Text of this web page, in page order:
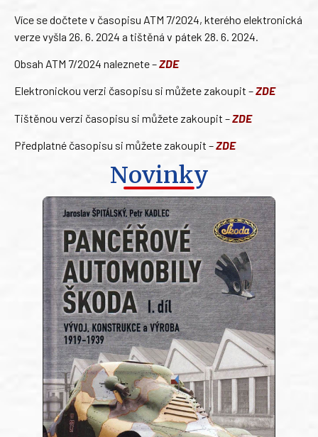
Více se dočtete v časopisu ATM 7/2024, kterého elektronická
verze vyšla 26. 6. 2024 a tištěná v pátek 28. 6. 2024.
Obsah ATM 7/2024 naleznete –ZDE
Elektronickou verzi časopisu si můžete zakoupit –ZDE
Tištěnou verzi časopisu si můžete zakoupit –ZDE
Předplatné časopisu si můžete zakoupit –ZDE
Novinky